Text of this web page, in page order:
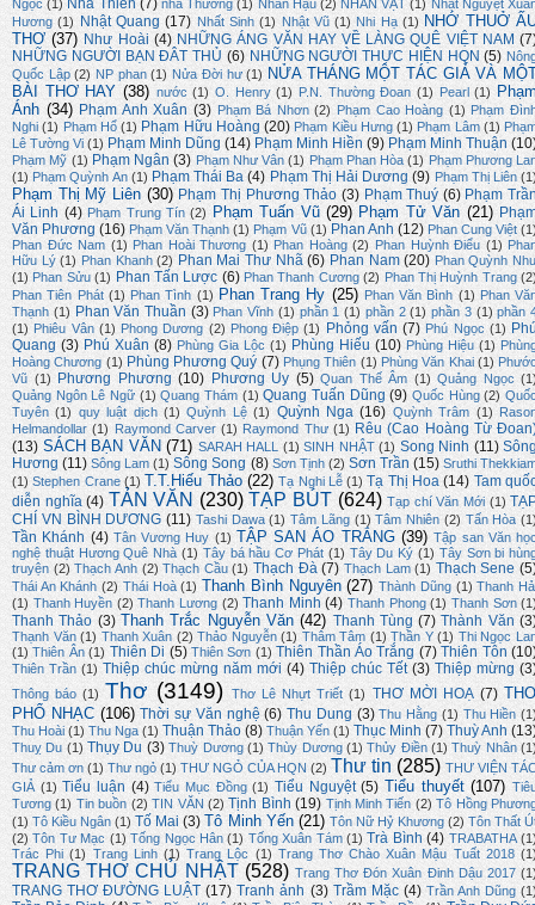
Ngọc (1) Nhã Thiên (7) nhà Thương (1) Nhân Hậu (2) NHÂN VẬT (1) Nhật Nguyệt
Hương (1) Nhật Quang (17) Nhất Sinh (1) Nhật Vũ (1) Nhi Hạ (1) NHỚ THUỞ
THƠ (37) Như Hoài (4) NHỮNG ÁNG VĂN HAY VỀ LÀNG QUÊ VIỆT NAM
NHỮNG NGƯỜI BẠN ĐÂT THỦ (6) NHỮNG NGƯỜI THỰC HIỆN HQN (5)
Quốc Lập (2) NP phan (1) Nửa Đời hư (1) NỬA THÁNG MỘT TÁC GIẢ VÀ
BÀI THƠ HAY (38) nước (1) O. Henry (1) P.N. Thường Đoan (1) Pearl (1)
Ánh (34) Phạm Anh Xuân (3) Phạm Bá Nhơn (2) Phạm Cao Hoàng (1) Phạm
Nghi (1) Phạm Hổ (1) Phạm Hữu Hoàng (20) Phạm Kiều Hưng (1) Phạm Lâm (1)
Lê Tường Vi (1) Phạm Minh Dũng (14) Phạm Minh Hiền (9) Phạm Minh Thuận
Phạm Mỹ (1) Phạm Ngân (3) Phạm Như Vân (1) Phạm Phan Hòa (1) Phạm Phương
(1) Phạm Quỳnh An (1) Phạm Thái Ba (4) Phạm Thị Hải Dương (9) Phạm Thị Liên
Phạm Thị Mỹ Liên (30) Phạm Thị Phương Thảo (3) Phạm Thuý (6) Phạm
Ái Linh (4) Phạm Trung Tín (2) Phạm Tuấn Vũ (29) Phạm Tử Văn (21)
Văn Phương (16) Phạm Văn Thạnh (1) Phạm Vũ (1) Phan Anh (12) Phan Cung Việt
Phan Đức Nam (1) Phan Hoài Thương (1) Phan Hoàng (2) Phan Huỳnh Điểu (1)
Hữu Lý (1) Phan Khanh (2) Phan Mai Thư Nhã (6) Phan Nam (20) Phan Quỳnh
(1) Phan Sửu (1) Phan Tấn Lược (6) Phan Thanh Cương (2) Phan Thị Huỳnh Trang
Phan Tiên Phát (1) Phan Tình (1) Phan Trang Hy (25) Phan Văn Bình (1) Phan
Thạnh (1) Phan Văn Thuần (3) Phan Vĩnh (1) phần 1 (1) phần 2 (1) phần 3 (1) phần
(1) Phiêu Vân (1) Phong Dương (2) Phong Điệp (1) Phỏng vấn (7) Phú Ngọc (1)
Quang (3) Phú Xuân (8) Phùng Gia Lộc (1) Phùng Hiếu (10) Phùng Hiệu (1)
Hoàng Chương (1) Phùng Phương Quý (7) Phụng Thiên (1) Phùng Văn Khai (1)
Vũ (1) Phương Phương (10) Phương Uy (5) Quan Thế Âm (1) Quảng Ngọc
Quảng Ngôn Lê Ngữ (1) Quang Thám (1) Quang Tuấn Dũng (9) Quốc Hùng (2)
Tuyên (1) quy luật dịch (1) Quỳnh Lệ (1) Quỳnh Nga (16) Quỳnh Trâm (1)
Helmandollar (1) Raymond Carver (1) Raymond Thư (1) Rêu (Cao Hoàng Từ
(13) SÁCH BẠN VĂN (71) SARAH HALL (1) SINH NHẬT (1) Song Ninh (11)
Hương (11) Sông Lam (1) Sông Song (8) Sơn Tịnh (2) Sơn Trần (15) Sruthi
(1) Stephen Crane (1) T.T.Hiếu Thảo (22) Tạ Nghi Lễ (1) Tạ Thị Hoa (14) Tam
diễn nghĩa (4) TẢN VĂN (230) TẠP BÚT (624) Tạp chí Văn Mới (1)
CHÍ VN BÌNH DƯƠNG (11) Tashi Dawa (1) Tâm Lãng (1) Tâm Nhiên (2) Tấn Hòa
Tần Khánh (4) Tân Vương Huy (1) TẬP SAN ÁO TRẮNG (39) Tập san Văn
nghệ thuật Hương Quê Nhà (1) Tây bá hầu Cơ Phát (1) Tây Du Ký (1) Tây Sơn bi
truyện (2) Thạch Anh (2) Thạch Cầu (1) Thạch Đà (7) Thạch Lam (1) Thạch Sene
Thái An Khánh (2) Thái Hoà (1) Thanh Bình Nguyên (27) Thành Dũng (1) Thanh
(1) Thanh Huyền (2) Thanh Lương (2) Thanh Minh (4) Thanh Phong (1) Thanh Sơn
Thanh Thảo (3) Thanh Trắc Nguyễn Văn (42) Thanh Tùng (7) Thành Văn
Thạnh Văn (1) Thanh Xuân (2) Thảo Nguyễn (1) Thâm Tâm (1) Thần Y (1) Thi Ngọc
(1) Thiên Ân (1) Thiên Di (5) Thiên Sơn (1) Thiên Thần Áo Trắng (7) Thiên Tôn
Thiên Trần (1) Thiệp chúc mừng năm mới (4) Thiệp chúc Tết (3) Thiệp mừng
Thông báo (1) Thơ (3149) Thơ Lê Nhựt Triết (1) THƠ MỜI HOẠ (7)
PHỔ NHẠC (106) Thời sự Văn nghệ (6) Thu Dung (3) Thu Hằng (1) Thu Hiền
Thu Hoài (1) Thu Nga (1) Thuận Thảo (8) Thuận Yến (1) Thục Minh (7) Thuỳ Anh
Thuỵ Du (1) Thụy Du (3) Thuỳ Dương (1) Thùy Dương (1) Thủy Điền (1) Thuỳ Nhân
Thư cảm ơn (1) Thư ngỏ (1) THƯ NGỎ CỦA HQN (2) Thư tin (285) THƯ VIỆN
GIẢ (1) Tiểu luận (4) Tiểu Mục Đồng (1) Tiểu Nguyệt (5) Tiểu thuyết (107)
Tương (1) Tin buồn (2) TIN VĂN (2) Tịnh Bình (19) Tịnh Minh Tiến (2) Tô Hồng
(1) Tô Kiều Ngân (1) Tố Mai (3) Tô Minh Yến (21) Tôn Nữ Hỷ Khương (2) Tôn Thất
(2) Tôn Tư Mạc (1) Tống Ngọc Hân (1) Tống Xuân Tám (1) Trà Bình (4) TRABATHA
Trác Phi (1) Trang Linh (1) Trang Lộc (1) Trang Thơ Chào Xuân Mậu Tuất 2018
TRANG THƠ CHỦ NHẬT (528) Trang Thơ Đón Xuân Đinh Dậu 2017
TRANG THƠ ĐƯỜNG LUẬT (17) Tranh ảnh (3) Trầm Mặc (4) Trần Anh Dũng